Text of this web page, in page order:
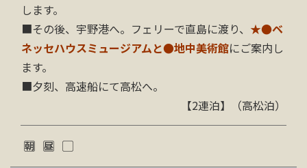
します。
■その後、宇野港へ。フェリーで直島に渡り、 ★●ベ
ネッセハウスミュージアムと●地中美術館にご案内し
ます。
■夕刻、高速船にて高松へ。
【2連泊】（高松泊）